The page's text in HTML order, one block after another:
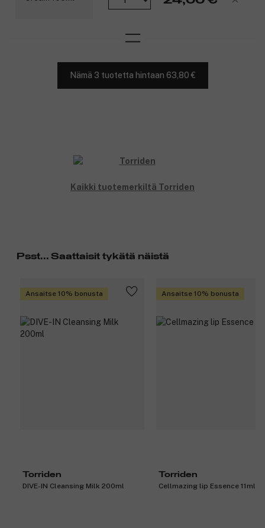
Nämä 3 tuotetta hintaan 63,80 €
Kaikki tuotemerkiltä Torriden
Psst... Saattaisit tykätä näistä
Ansaitse 10% bonusta
Torriden
DIVE-IN Cleansing Milk 200ml
Ansaitse 10% bonusta
Torriden
Cellmazing lip Essence 11ml